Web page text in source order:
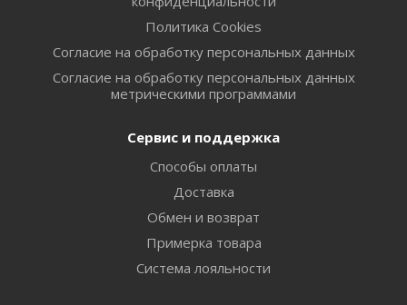
Политика Cookies
Согласие на обработку персональных данных
Согласие на обработку персональных данных
метрическими программами
Сервис и поддержка
Способы оплаты
Доставка
Обмен и возврат
Примерка товара
Система лояльности